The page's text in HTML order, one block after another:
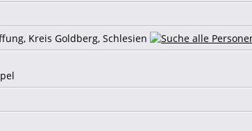
Kreis Goldberg, Schlesien